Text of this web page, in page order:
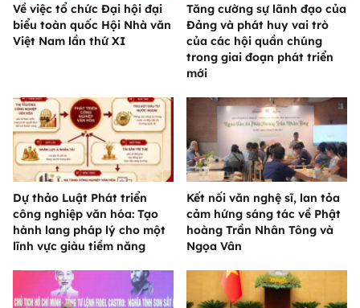
Về việc tổ chức Đại hội đại
biểu toàn quốc Hội Nhà văn
Việt Nam lần thứ XI
Tăng cường sự lãnh đạo của
Đảng và phát huy vai trò
của các hội quần chúng
trong giai đoạn phát triển
mới
Dự thảo Luật Phát triển
công nghiệp văn hóa: Tạo
hành lang pháp lý cho một
lĩnh vực giàu tiềm năng
Kết nối văn nghệ sĩ, lan tỏa
cảm hứng sáng tác về Phật
hoàng Trần Nhân Tông và
Ngọa Vân